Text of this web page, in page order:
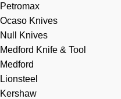
Petromax
Ocaso Knives
Null Knives
Medford Knife & Tool
Medford
Lionsteel
Kershaw